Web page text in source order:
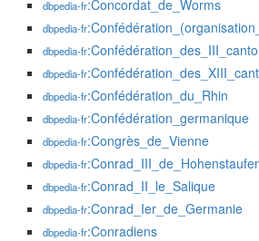
dbpedia-fr:Concordat_de_Worms
dbpedia-fr
dbpedia-fr
dbpedia-fr
dbpedia-fr:Confédération_du_Rhin
dbpedia-fr:Confédération_germanique
dbpedia-fr:Congrès_de_Vienne
dbpedia-fr
dbpedia-fr:Conrad_II_le_Salique
dbpedia-fr:Conrad_Ier_de_Germanie
dbpedia-fr:Conradiens